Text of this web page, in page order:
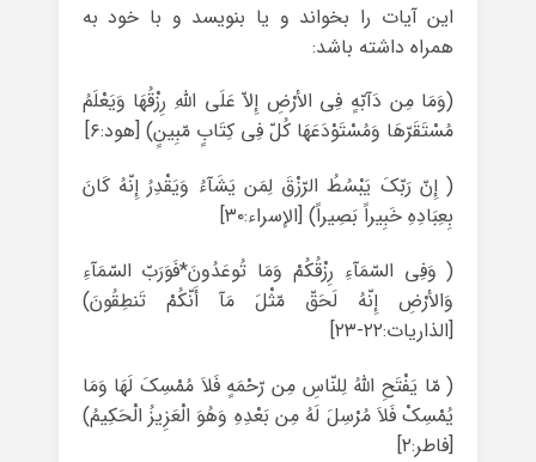
این آیات را بخواند و یا بنویسد و با خود به
همراه داشته باشد:
(وَمَا مِن دَآبّهٍ فِی الأرْضِ إِلاّ عَلَى اللّهِ رِزْقُهَا وَیَعْلَمُ
مُسْتَقَرّهَا وَمُسْتَوْدَعَهَا کُلّ فِی کِتَابٍ مّبِینٍ) [هود:۶]
( إِنّ رَبّکَ یَبْسُطُ الرّزْقَ لِمَن یَشَآءُ وَیَقْدِرُ إِنّهُ کَانَ
بِعِبَادِهِ خَبِیراً بَصِیراً) [الإسراء:۳۰]
( وَفِی السّمَآءِ رِزْقُکُمْ وَمَا تُوعَدُونَ*فَوَرَبّ السّمَآءِ
وَالأرْضِ إِنّهُ لَحَقّ مّثْلَ مَآ أَنّکُمْ تَنطِقُونَ)
[الذاریات:۲۲-۲۳]
( مّا یَفْتَحِ اللّهُ لِلنّاسِ مِن رّحْمَهٍ فَلاَ مُمْسِکَ لَهَا وَمَا
یُمْسِکْ فَلاَ مُرْسِلَ لَهُ مِن بَعْدِهِ وَهُوَ الْعَزِیزُ الْحَکِیمُ)
[فاطر:۲]